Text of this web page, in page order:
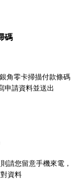
碼
角零卡掃描付款條碼
申請資料並送出
請您留意手機來電，
資料